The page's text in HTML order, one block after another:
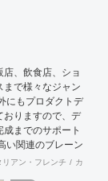
、飲食店、ショ
まで様々なジャン
にもプロダクトデ
おりますので、デ
までのサポート
い関連のブレーン
案件まで対応が可
リアン・フレンチ カフェ